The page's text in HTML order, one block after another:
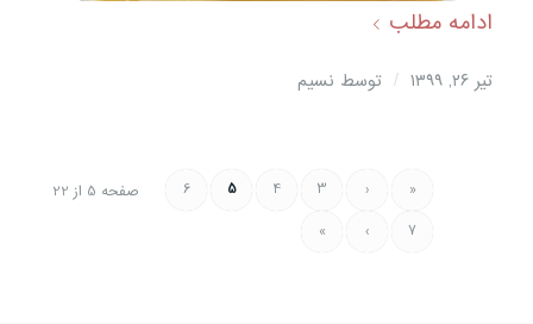
ادامه مطلب
تیر ۲۶, ۱۳۹۹ / توسط نسیم
صفحه 5 از 22 «
‹
3
4
5
6
7
›
»